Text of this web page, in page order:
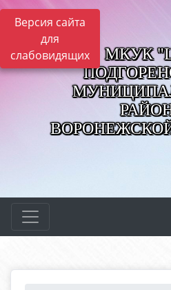
Версия сайта
для
слабовидящих
МКУК